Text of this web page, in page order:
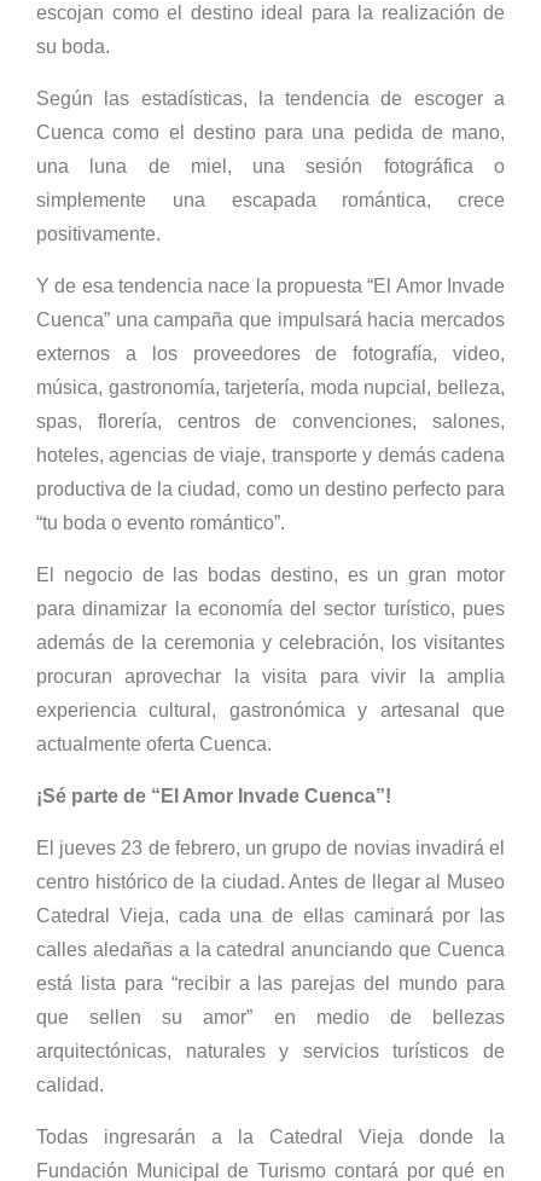
escojan como el destino ideal para la realización de
su boda.
Según las estadísticas, la tendencia de escoger a
Cuenca como el destino para una pedida de mano,
una luna de miel, una sesión fotográfica o
simplemente una escapada romántica, crece
positivamente.
Y de esa tendencia nace la propuesta “El Amor Invade
Cuenca” una campaña que impulsará hacia mercados
externos a los proveedores de fotografía, video,
música, gastronomía, tarjetería, moda nupcial, belleza,
spas, florería, centros de convenciones, salones,
hoteles, agencias de viaje, transporte y demás cadena
productiva de la ciudad, como un destino perfecto para
“tu boda o evento romántico”.
El negocio de las bodas destino, es un gran motor
para dinamizar la economía del sector turístico, pues
además de la ceremonia y celebración, los visitantes
procuran aprovechar la visita para vivir la amplia
experiencia cultural, gastronómica y artesanal que
actualmente oferta Cuenca.
¡Sé parte de “El Amor Invade Cuenca”!
El jueves 23 de febrero, un grupo de novias invadirá el
centro histórico de la ciudad. Antes de llegar al Museo
Catedral Vieja, cada una de ellas caminará por las
calles aledañas a la catedral anunciando que Cuenca
está lista para “recibir a las parejas del mundo para
que sellen su amor” en medio de bellezas
arquitectónicas, naturales y servicios turísticos de
calidad.
Todas ingresarán a la Catedral Vieja donde la
Fundación Municipal de Turismo contará por qué en